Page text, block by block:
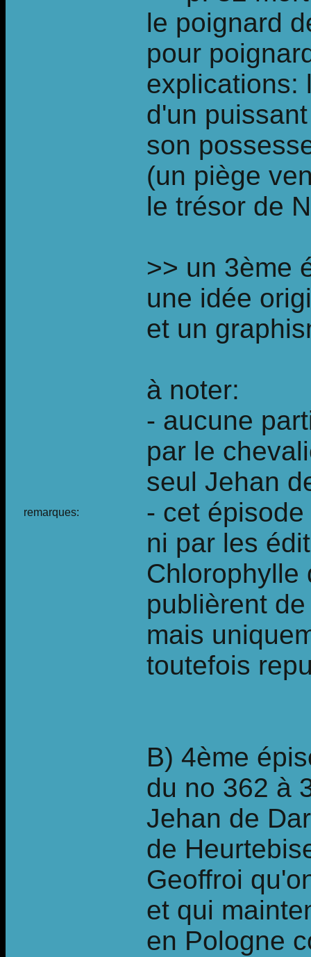
remarques:
le poignard
pour
explications:
d'un
son
(un piège
le trésor de
>> un 3ème
une idée
et un
à noter:
- aucune
par le
seul Jehan
- cet
ni par les
Chlorophylle
publièrent
mais
toutefois
B) 4ème
du no 362 à
Jehan de
de
Geoffroi
et qui
en Pologne